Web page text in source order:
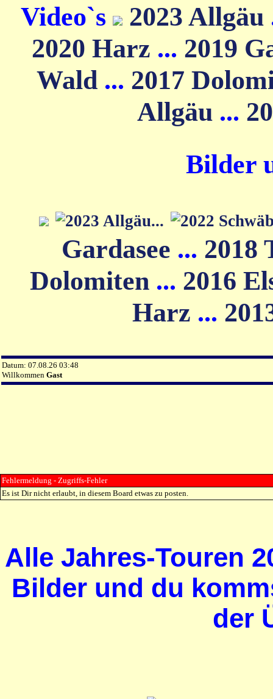
Video`s 2023 Allgäu
2020 Harz ... 2019
Wald ... 2017
Allgäu ...
Bilder
Gardasee ... 2018
Dolomiten ... 2016
Harz ...
Datum: 07.08.26 03:48
Willkommen Gast
Fehlermeldung - Zugriffs-Fehler
Es ist Dir nicht erlaubt, in diesem Board etwas zu posten.
Alle Jahres-Touren
Bilder und du
der